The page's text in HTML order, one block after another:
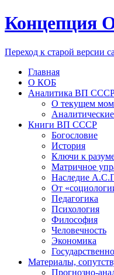
Концепция
Переход к старой версии
Главная
О КОБ
Аналитика ВП
О текущем
Книги ВП СССР
Богословие
История
Ключи к
Матричное
Наследие
От
Педагогика
Психология
Философия
Человечность
Экономика
Материалы,
Прогнозно-